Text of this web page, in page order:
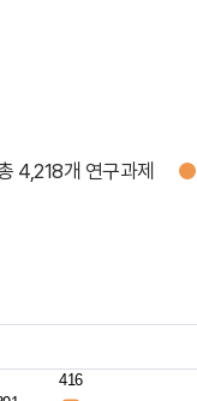
4,218개 연구과제